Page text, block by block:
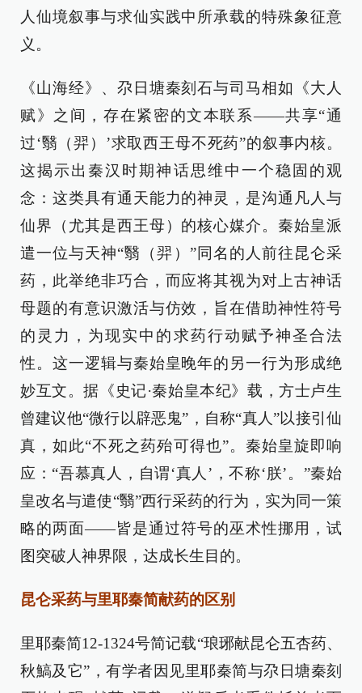
人仙境叙事与求仙实践中所承载的特殊象征意
义。
《山海经》、尕日塘秦刻石与司马相如《大人
赋》之间，存在紧密的文本联系——共享“通
过‘翳（羿）’求取西王母不死药”的叙事内核。
这揭示出秦汉时期神话思维中一个稳固的观
念：这类具有通天能力的神灵，是沟通凡人与
仙界（尤其是西王母）的核心媒介。秦始皇派
遣一位与天神“翳（羿）”同名的人前往昆仑采
药，此举绝非巧合，而应将其视为对上古神话
母题的有意识激活与仿效，旨在借助神性符号
的灵力，为现实中的求药行动赋予神圣合法
性。这一逻辑与秦始皇晚年的另一行为形成绝
妙互文。据《史记·秦始皇本纪》载，方士卢生
曾建议他“微行以辟恶鬼”，自称“真人”以接引仙
真，如此“不死之药殆可得也”。秦始皇旋即响
应：“吾慕真人，自谓‘真人’，不称‘朕’。”秦始
皇改名与遣使“翳”西行采药的行为，实为同一策
略的两面——皆是通过符号的巫术性挪用，试
图突破人神界限，达成长生目的。
昆仑采药与里耶秦简献药的区别
里耶秦简12-1324号简记载“琅琊献昆仑五杏药、
秋鰝及它”，有学者因见里耶秦简与尕日塘秦刻